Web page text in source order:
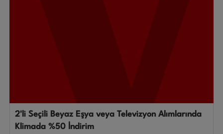
2'li Seçili Beyaz Eşya veya Televizyon Alımlarında
Klimada %50 İndirim